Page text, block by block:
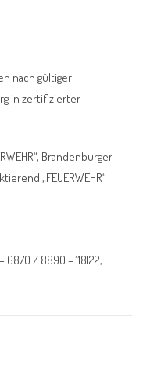
nach gültiger
in zertifizierter
Brandenburger
„FEUERWEHR“
6870 / 8890 – 118122,